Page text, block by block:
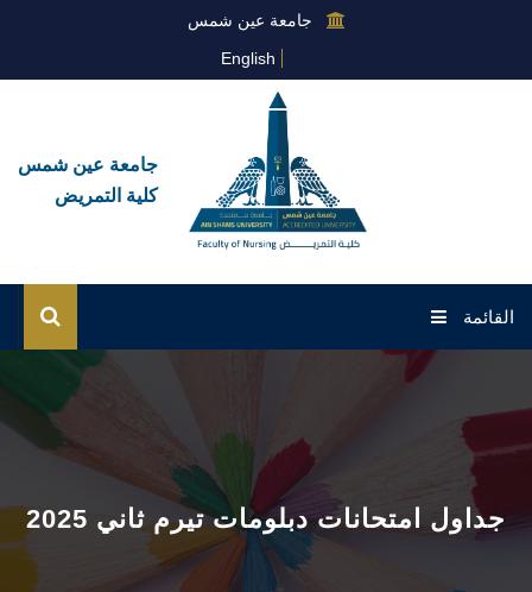
جامعة عين شمس
English
جامعة عين شمس
كلية التمريض
القائمة
عن الكلية
القطاعات جداول امتحانات دبلومات تيرم ثاني 2025